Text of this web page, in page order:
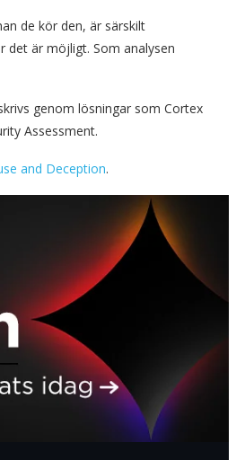
de kör den, är särskilt
det är möjligt. Som analysen
genom lösningar som Cortex
Assessment.
and Deception.